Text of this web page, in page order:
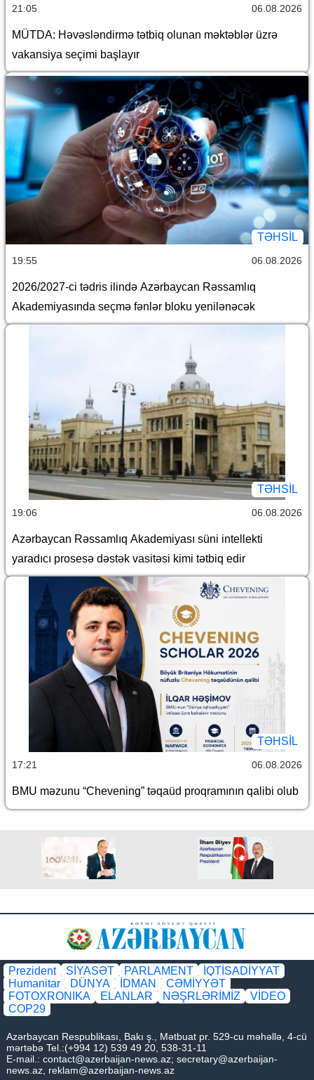
21:05 06.08.2026
MÜTDA: Həvəsləndirmə tətbiq olunan məktəblər üzrə
vakansiya seçimi başlayır
TƏHSIL
19:55 06.08.2026
2026/2027-ci tədris ilində Azərbaycan Rəssamlıq
Akademiyasında seçmə fənlər bloku yenilənəcək
TƏHSIL
19:06 06.08.2026
Azərbaycan Rəssamlıq Akademiyası süni intellekti
yaradıcı prosesə dəstək vasitəsi kimi tətbiq edir
TƏHSIL
17:21 06.08.2026
BMU məzunu “Chevening” təqaüd proqramının qalibi olub
Prezident SİYASƏT PARLAMENT
İQTİSADİYYAT
Humanitar
DÜNYA İDMAN
CƏMİYYƏT
FOTOXRONIKA
ELANLAR NƏŞRLƏRİMİZ
VİDEO
COP29
Azərbaycan Respublikası, Bakı ş., Mətbuat pr. 529-cu məhəllə, 4-cü
mərtəbə Tel.:(+994 12) 539 49 20, 538-31-11
E-mail.: contact@azerbaijan-news.az; secretary@azerbaijan-
news.az reklam@azerbaijan-news.az